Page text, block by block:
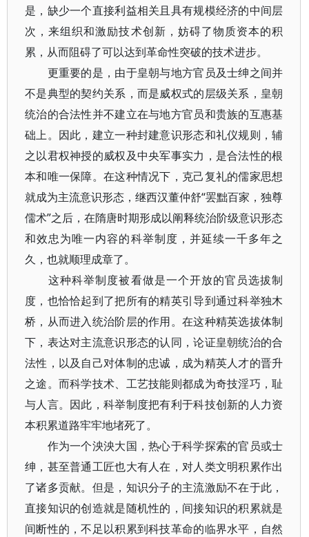
是，缺少一个直接利益相关且具有规模经济的中间层
次，来组织和激励技术创新，妨碍了物质资本的积
累，从而阻碍了可以达到革命性突破的技术进步。
更重要的是，由于皇朝与地方官员及士绅之间并
不是典型的契约关系，而是威权式的层级关系，皇朝
统治的合法性并不建立在与地方官员和贵族的互惠基
础上。因此，建立一种封建意识形态和礼仪规则，辅
之以君权神授的威权及中央军事实力，是合法性的根
本和唯一保障。在这种情况下，克己复礼的儒家思想
就成为主流意识形态，继西汉董仲舒“罢黜百家，独尊
儒术”之后，在隋唐时期形成以阐释统治阶级意识形态
和效忠为唯一内容的科举制度，并延续一千多年之
久，也就顺理成章了。
这种科举制度被看做是一个开放的官员选拔制
度，也恰恰起到了把所有的精英引导到通过科举独木
桥，从而进入统治阶层的作用。在这种精英选拔体制
下，表达对主流意识形态的认同，论证皇朝统治的合
法性，以及自己对体制的忠诚，成为精英人才的晋升
之途。而科学技术、工艺技能则都成为奇技淫巧，耻
与人言。因此，科举制度把有利于科技创新的人力资
本积累道路牢牢地堵死了。
作为一个泱泱大国，热心于科学探索的官员或士
绅，甚至普通工匠也大有人在，对人类文明积累作出
了诸多贡献。但是，知识分子的主流激励不在于此，
直接知识的创造就是随机性的，间接知识的积累就是
间断性的，不足以积累到科技革命的临界水平，自然